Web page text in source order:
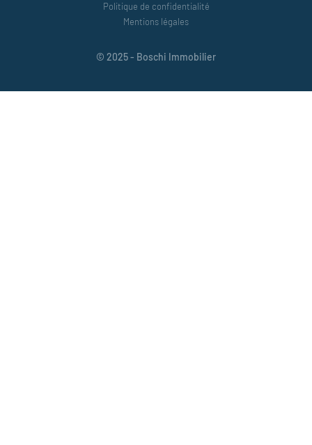
Politique de confidentialité
Mentions légales
© 2025 - Boschi Immobilier